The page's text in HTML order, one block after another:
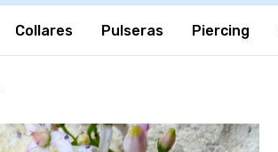
Collares Pulseras Piercing